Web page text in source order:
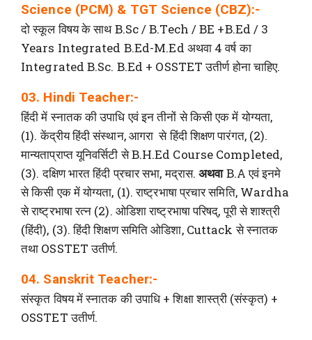
Science (PCM) & TGT Science (CBZ):-
दो स्कूल विषय के साथ B.Sc / B.Tech / BE +B.Ed / 3
Years Integrated B.Ed-M.Ed अथवा 4 वर्ष का
Integrated B.Sc. B.Ed + OSSTET उतीर्ण होना चाहिए.
03. Hindi Teacher:-
हिंदी में स्नातक की उपाधि एवं इन तीनों से किसी एक में योग्यता,
(1). केंद्रीय हिंदी संस्थान, आगरा से हिंदी शिक्षण पारंगत, (2).
मान्यताप्राप्त यूनिवर्सिटी से B.H.Ed Course Completed,
(3). दक्षिण भारत हिंदी प्रचार सभा, मद्रास.अथवाB.A एवं इनमे
से किसी एक में योग्यता, (1). राष्ट्रभाषा प्रचार समिति, Wardha
से राष्ट्रभाषा रत्न (2). ओडिशा राष्ट्रभाषा परिषद्, पूरी से शाश्त्री
(हिंदी), (3). हिंदी शिक्षण समिति ओडिशा, Cuttack से स्नातक
तथा OSSTET उतीर्ण.
04. Sanskrit Teacher:-
संस्कृत विषय में स्नातक की उपाधि + शिक्षा शास्त्री (संस्कृत) +
OSSTET उतीर्ण.